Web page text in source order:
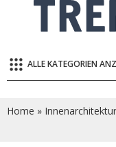
ALLE KATEGORIEN
Home » Innenarchitektur